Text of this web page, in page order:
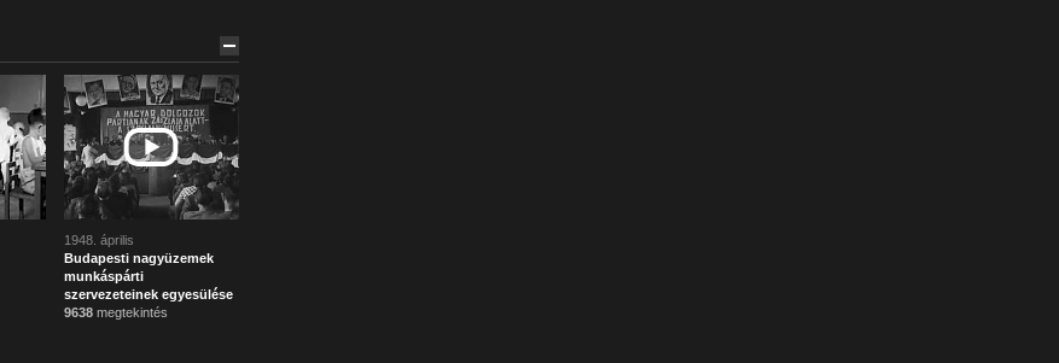
1948. április
Budapesti nagyüzemek
munkáspárti
szervezeteinek egyesülése
9638megtekintés